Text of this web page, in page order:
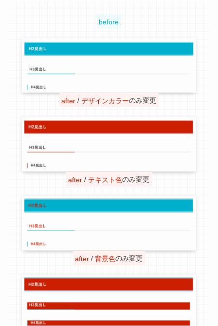
before
after /デザインカラーのみ変更
after / テキスト色のみ変更
after /背景色のみ変更